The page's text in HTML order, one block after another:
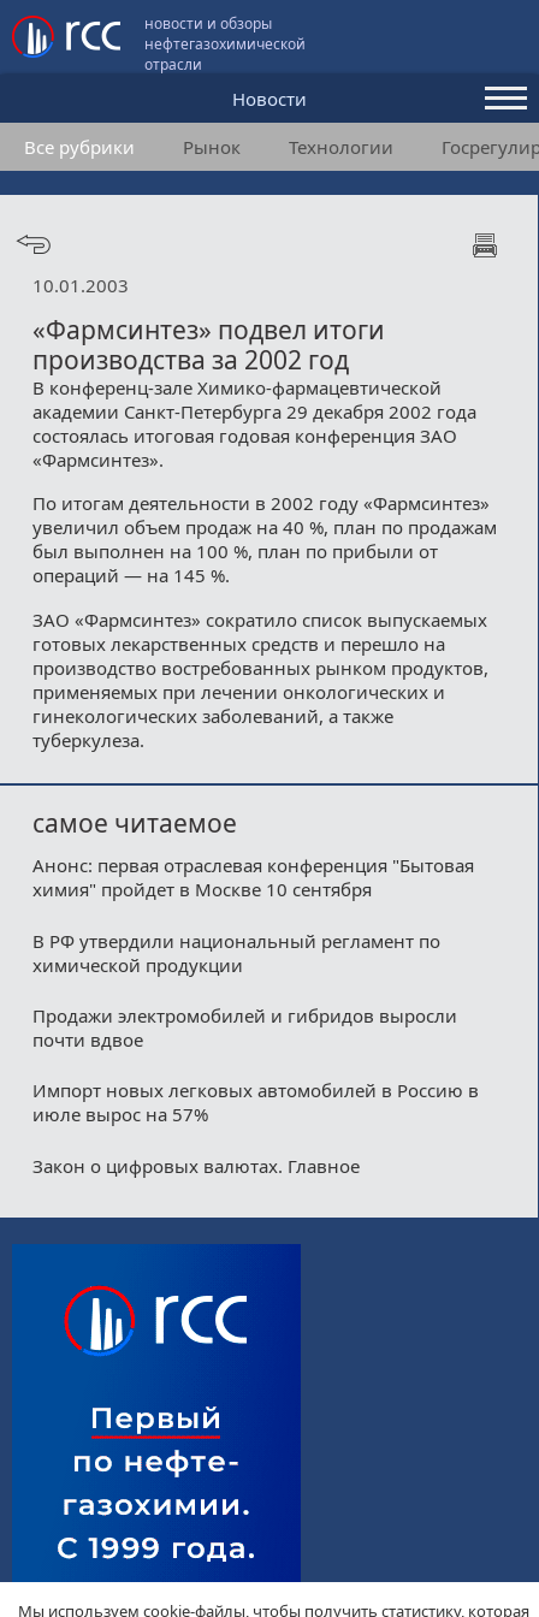
новости и обзоры
нефтегазохимической
отрасли
Новости
Аналитика и мнения
Конференции
Пользовательское соглашение
Медиакит
Контакты
Все рубрики Рынок Технологии
10.01.2003
«Фармсинтез» подвел итоги
производства за 2002 год
В конференц-зале Химико-фармацевтической
академии Санкт-Петербурга 29 декабря 2002 года
состоялась итоговая годовая конференция ЗАО
«Фармсинтез».
По итогам деятельности в 2002 году «Фармсинтез»
увеличил объем продаж на 40 %, план по продажам
был выполнен на 100 %, план по прибыли от
операций — на 145 %.
ЗАО «Фармсинтез» сократило список выпускаемых
готовых лекарственных средств и перешло на
производство востребованных рынком продуктов,
применяемых при лечении онкологических и
гинекологических заболеваний, а также
туберкулеза.
самое читаемое
Анонс: первая отраслевая конференция "Бытовая
химия" пройдет в Москве 10 сентября
В РФ утвердили национальный регламент по
химической продукции
Продажи электромобилей и гибридов выросли
почти вдвое
Импорт новых легковых автомобилей в Россию в
июле вырос на 57%
Закон о цифровых валютах. Главное
Мы используем cookie-файлы, чтобы получить статистику, которая